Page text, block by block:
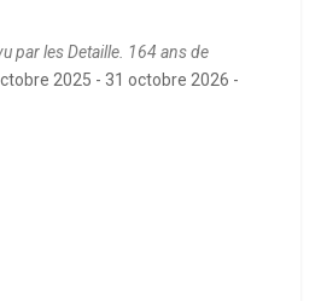
par les Detaille. 164 ans de
2025 - 31 octobre 2026 -